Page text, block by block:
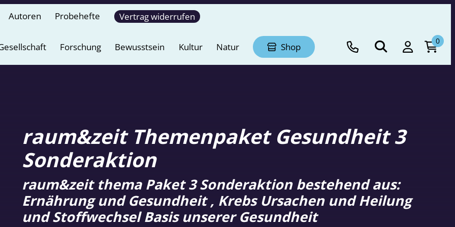
Autoren Probehefte Vertrag widerrufen
Forschung Bewusstsein Kultur Natur Shop
0
raum&zeit Themenpaket Gesundheit 3
Sonderaktion
raum&zeit thema Paket 3 Sonderaktion bestehend aus:
Ernährung und Gesundheit , Krebs Ursachen und Heilung
und Stoffwechsel Basis unserer Gesundheit